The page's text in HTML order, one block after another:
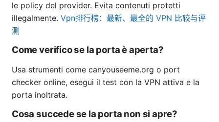
le policy del provider. Evita contenuti protetti
illegalmente. Vpn排行榜：最新、最全的 VPN 比较与评
测
Come verifico se la porta è aperta?
Usa strumenti come canyouseeme.org o port
checker online, esegui il test con la VPN attiva e la
porta inoltrata.
Cosa succede se la porta non si apre?